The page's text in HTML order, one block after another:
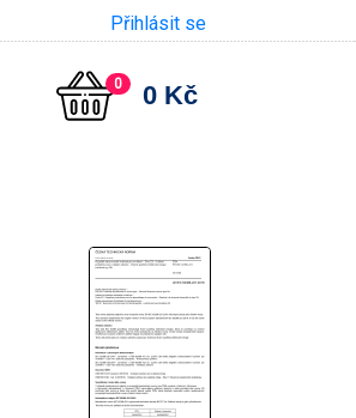
Přihlásit se
0 0 Kč